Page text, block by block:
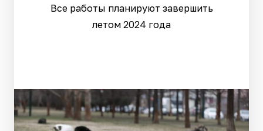
Все работы планируют завершить
летом 2024 года